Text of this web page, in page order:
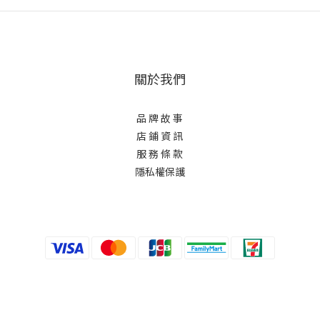
關於我們
品 牌 故 事
店 鋪 資 訊
服 務 條 款
隱私權保護